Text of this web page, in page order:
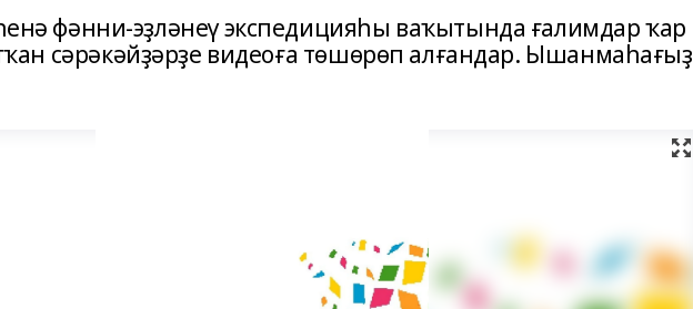
фәнни-эҙләнеү экспедицияһы ваҡытында ғалимдар ҡар
сәрәкәйҙәрҙе видеоға төшөрөп алғандар. Ышанмаһағыҙ